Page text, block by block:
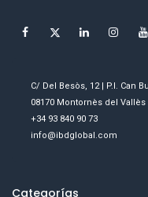
C/ Del Besòs, 12 | P.I. Can
08170 Montornès del Vallès
+34 93 840 90 73
info@ibdglobal.com
Categorías